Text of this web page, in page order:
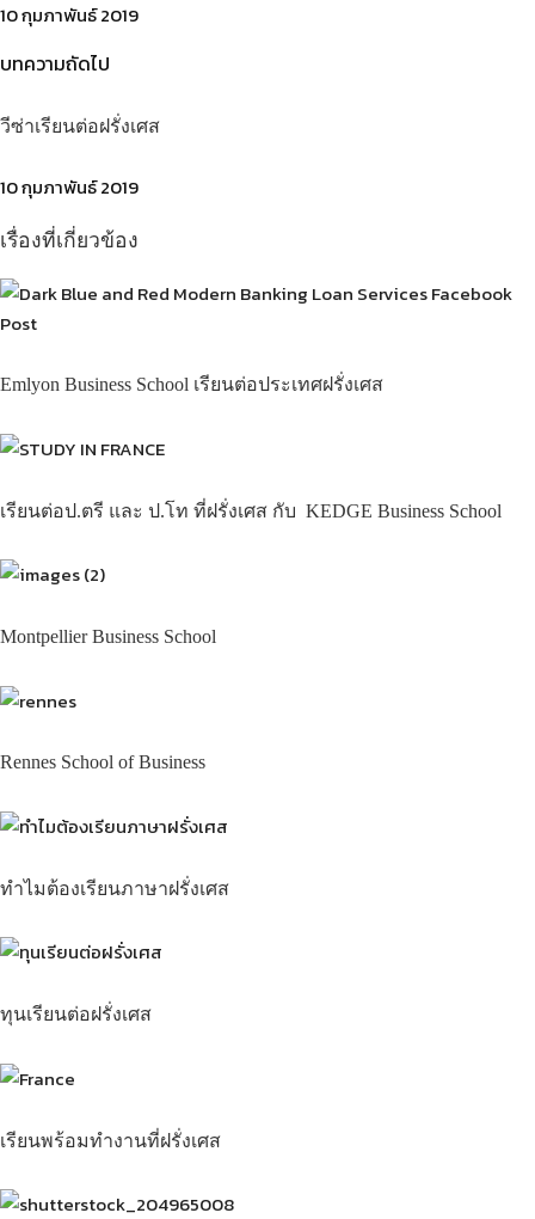
10 กุมภาพันธ์ 2019
บทความถัดไป
วีซ่าเรียนต่อฝรั่งเศส
10 กุมภาพันธ์ 2019
เรื่องที่เกี่ยวข้อง
Emlyon Business School เรียนต่อประเทศฝรั่งเศส
เรียนต่อป.ตรี และ ป.โท ที่ฝรั่งเศส กับ KEDGE Business School
Montpellier Business School
Rennes School of Business
ทำไมต้องเรียนภาษาฝรั่งเศส
ทุนเรียนต่อฝรั่งเศส
เรียนพร้อมทำงานที่ฝรั่งเศส